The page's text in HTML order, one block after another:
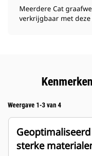
Meerdere Cat
verkrijgbaar met deze
Weergave 1-3 van 4
sterke